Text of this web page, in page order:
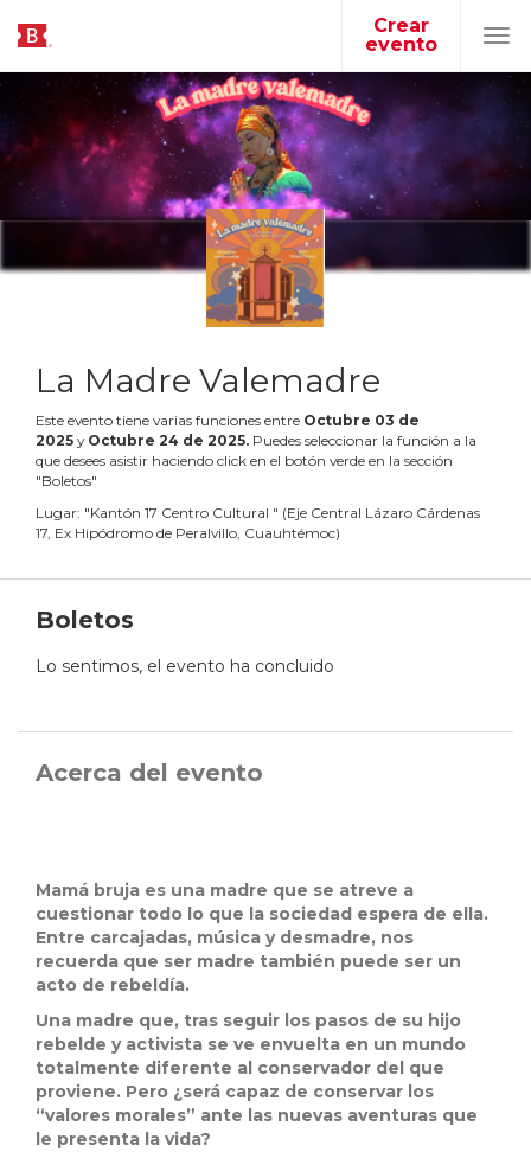
Crear
evento
La Madre Valemadre
Este evento tiene varias funciones entre Octubre 03 de
2025 y Octubre 24 de 2025. Puedes seleccionar la función a la
que desees asistir haciendo click en el botón verde en la sección
"Boletos"
Lugar: "Kantón 17 Centro Cultural " (Eje Central Lázaro Cárdenas
17, Ex Hipódromo de Peralvillo, Cuauhtémoc)
Boletos
Lo sentimos, el evento ha concluido
Acerca del evento
Mamá bruja es una madre que se atreve a
cuestionar todo lo que la sociedad espera de ella.
Entre carcajadas, música y desmadre, nos
recuerda que ser madre también puede ser un
acto de rebeldía.
Una madre que, tras seguir los pasos de su hijo
rebelde y activista se ve envuelta en un mundo
totalmente diferente al conservador del que
proviene. Pero ¿será capaz de conservar los
“valores morales” ante las nuevas aventuras que
le presenta la vida?